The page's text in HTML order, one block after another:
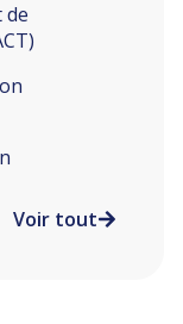
de
Voir tout